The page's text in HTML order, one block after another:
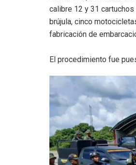
calibre 12 y 31
brújula, cinco
fabricación de
El procedimiento fue